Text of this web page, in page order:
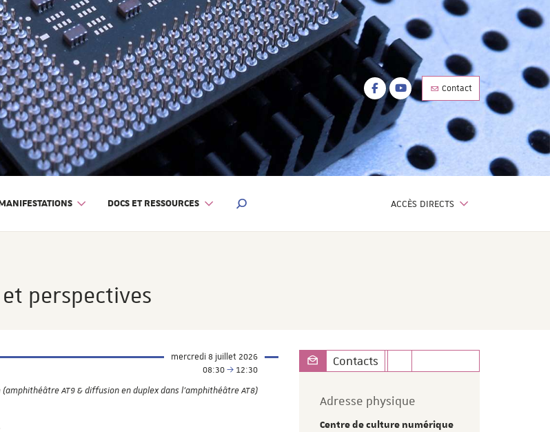
Facebook
Youtube
Contact
DOCS ET RESSOURCES
MOTEUR DE RECHERCHE
ACCÈS DIRECTS
Facebook
Youtube
et perspectives
mercredi 8 juillet 2026
08:30
12:30
AT9 & diffusion en duplex dans l'amphithéâtre AT8)
Contacts
Adresse physique
Centre de culture numérique